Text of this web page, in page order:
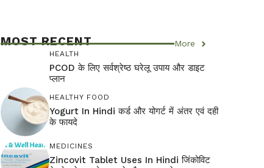
MOST RECENT More
HEALTH
PCOD के लिए सर्वश्रेष्ठ घरेलू उपाय और डाइट
प्लान
HEALTHY FOOD
Yogurt In Hindi कर्ड और योगर्ट में अंतर एवं दही
के फायदे
MEDICINES
Zincovit Tablet Uses In Hindi जिंकोविट